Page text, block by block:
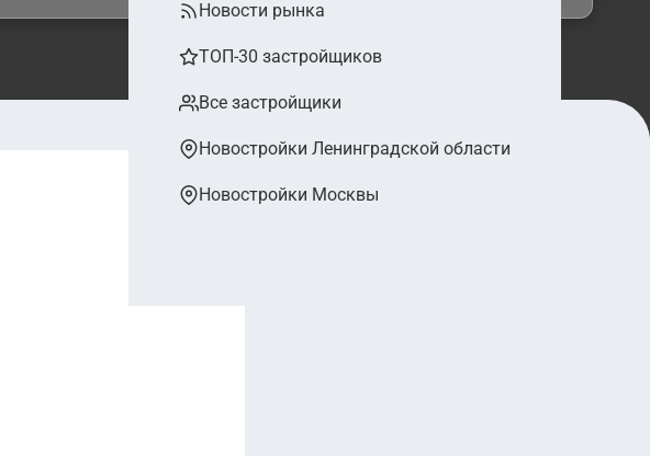
Новости рынка
ТОП-30 застройщиков
Все застройщики
Новостройки Ленинградской области
Новостройки Москвы